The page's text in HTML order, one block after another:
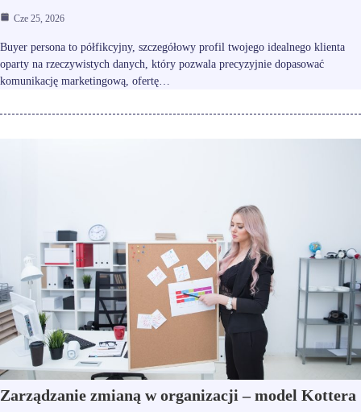
Cze 25, 2026
Buyer persona to półfikcyjny, szczegółowy profil twojego idealnego klienta
oparty na rzeczywistych danych, który pozwala precyzyjnie dopasować
komunikację marketingową, ofertę…
Zarządzanie zmianą w organizacji – model Kottera